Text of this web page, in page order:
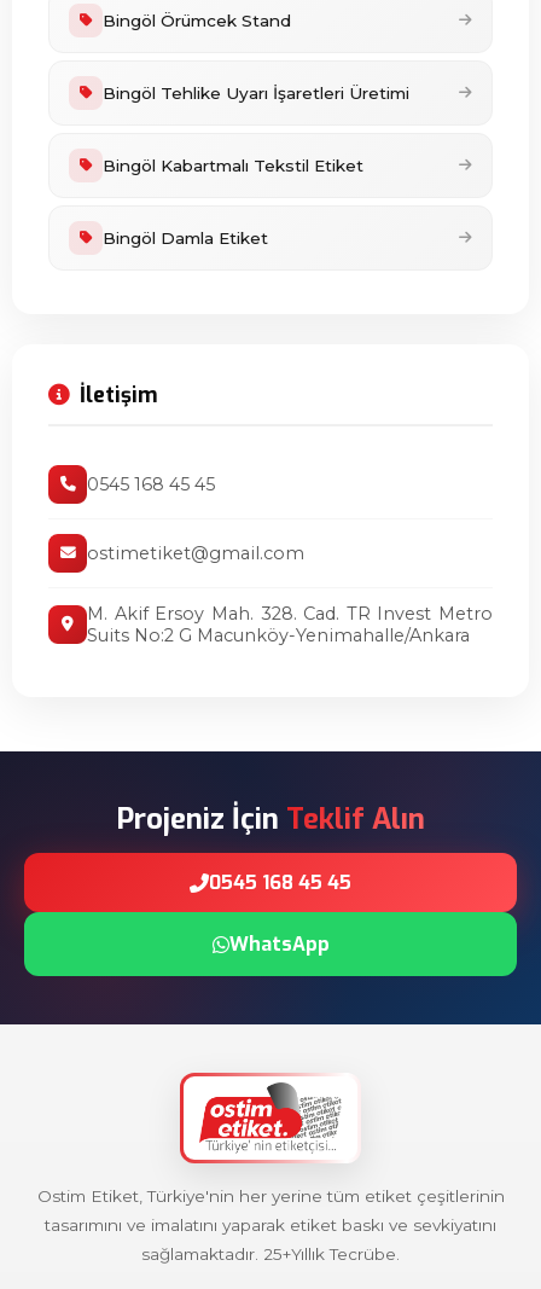
Bingöl Örümcek Stand
Bingöl Tehlike Uyarı İşaretleri Üretimi
Bingöl Kabartmalı Tekstil Etiket
Bingöl Damla Etiket
İletişim
0545 168 45 45
ostimetiket@gmail.com
M. Akif Ersoy Mah. 328. Cad. TR Invest Metro
Suits No:2 G Macunköy-Yenimahalle/Ankara
Projeniz İçin Teklif Alın
0545 168 45 45
WhatsApp
Ostim Etiket, Türkiye'nin her yerine tüm etiket çeşitlerinin
tasarımını ve imalatını yaparak etiket baskı ve sevkiyatını
sağlamaktadır. 25+Yıllık Tecrübe.